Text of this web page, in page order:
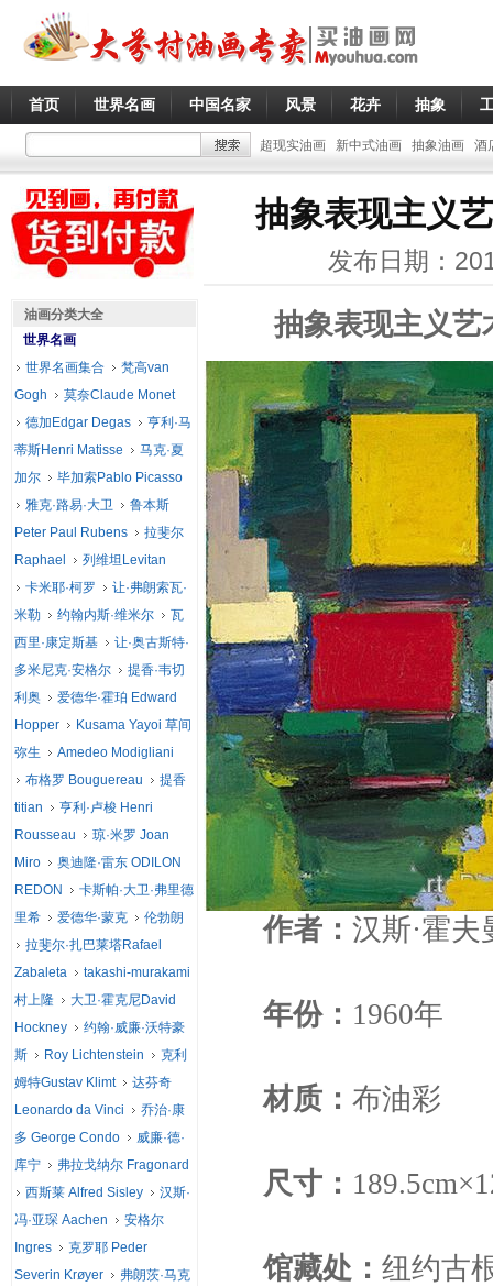
首页 世界名画 中国名家 风景 花卉 抽象
超现实油画 新中式油画 抽象油画 酒
抽象表现主义
发布日期：
抽象表现主义艺
作者： 汉斯·霍夫
年份： 1960年
材质： 布油彩
尺寸：
馆藏处： 纽约古
油画分类大全
世界名画
世界名画集合
梵高van
Gogh
莫奈Claude Monet
德加Edgar Degas
亨利·马
蒂斯Henri Matisse
马克·夏
加尔
毕加索Pablo Picasso
雅克·路易·大卫
鲁本斯
Peter Paul Rubens
拉斐尔
Raphael
列维坦Levitan
卡米耶·柯罗
让·弗朗索瓦·
米勒
约翰内斯·维米尔
瓦
西里·康定斯基
让·奥古斯特·
多米尼克·安格尔
提香·韦切
利奥
爱德华·霍珀 Edward
Hopper
Kusama Yayoi 草间
弥生
Amedeo Modigliani
布格罗 Bouguereau
提香
titian
亨利·卢梭 Henri
Rousseau
琼·米罗 Joan
Miro
奥迪隆·雷东 ODILON
REDON
卡斯帕·大卫·弗里德
里希
爱德华·蒙克
伦勃朗
拉斐尔·扎巴莱塔Rafael
Zabaleta
takashi-murakami
村上隆
大卫·霍克尼David
Hockney
约翰·威廉·沃特豪
斯
Roy Lichtenstein
克利
姆特Gustav Klimt
达芬奇
Leonardo da Vinci
乔治·康
多 George Condo
威廉·德·
库宁
弗拉戈纳尔 Fragonard
西斯莱 Alfred Sisley
汉斯·
冯·亚琛 Aachen
安格尔
Ingres
克罗耶 Peder
Severin Krøyer
弗朗茨·马克